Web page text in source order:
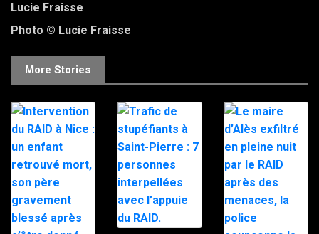
Lucie Fraisse
Photo © Lucie Fraisse
More Stories